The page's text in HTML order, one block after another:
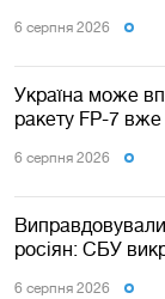
6 серпня 2026
Україна може
ракету FP-7
6 серпня 2026
росіян: СБУ
6 серпня 2026